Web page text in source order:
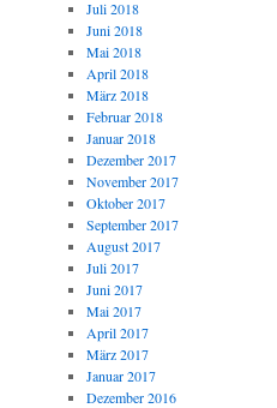
Juli 2018
Juni 2018
Mai 2018
April 2018
März 2018
Februar 2018
Januar 2018
Dezember 2017
November 2017
Oktober 2017
September 2017
August 2017
Juli 2017
Juni 2017
Mai 2017
April 2017
März 2017
Januar 2017
Dezember 2016